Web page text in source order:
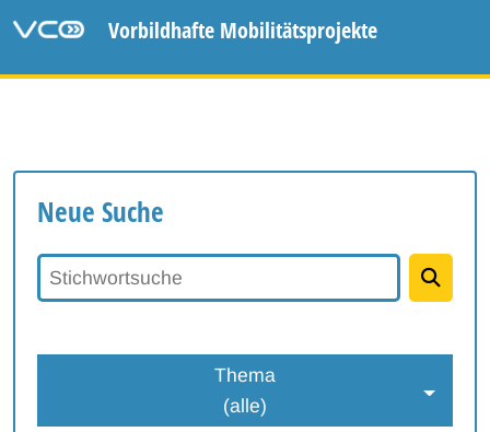
Vorbildhafte Mobilitätsprojekte
Neue Suche
Stichwortsuche
Thema
(alle)